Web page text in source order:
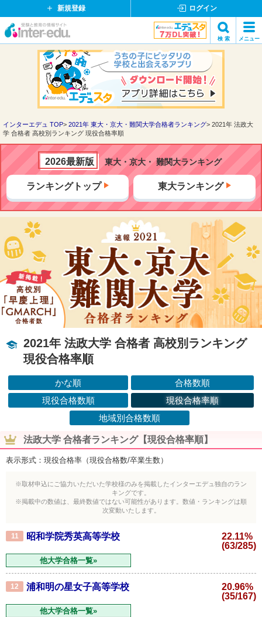
新規登録 ログイン
イ
ド
ッ
ト
検 索 メニュー
検索
インターエデュ TOP 2021年 東大・京大・難関大学合格者ランキング
2021年 法政大
学 合格者 高校別ランキング 現役合格率順
2026最新版 東大・京大・ 難関大ランキング
ランキングトップ 東大ランキング
2021年 法政大学 合格者 高校別ランキング
現役合格率順
かな順
合格数順
現役合格数順
現役合格率順
地域別合格数順
法政大学 合格者ランキング【現役合格率順】
表示形式：現役合格率（現役合格数/卒業生数）
※取材申込にご協力いただいた学校様のみを掲載したインターエデュ独自のラン
キングです。
※掲載中の数値は、最終数値ではない可能性があります。数値・ランキングは順
次変動いたします。
11 昭和学院秀英高等学校
22.11%
(63/285)
他大学合格一覧»
12 浦和明の星女子高等学校
20.96%
(35/167)
他大学合格一覧»